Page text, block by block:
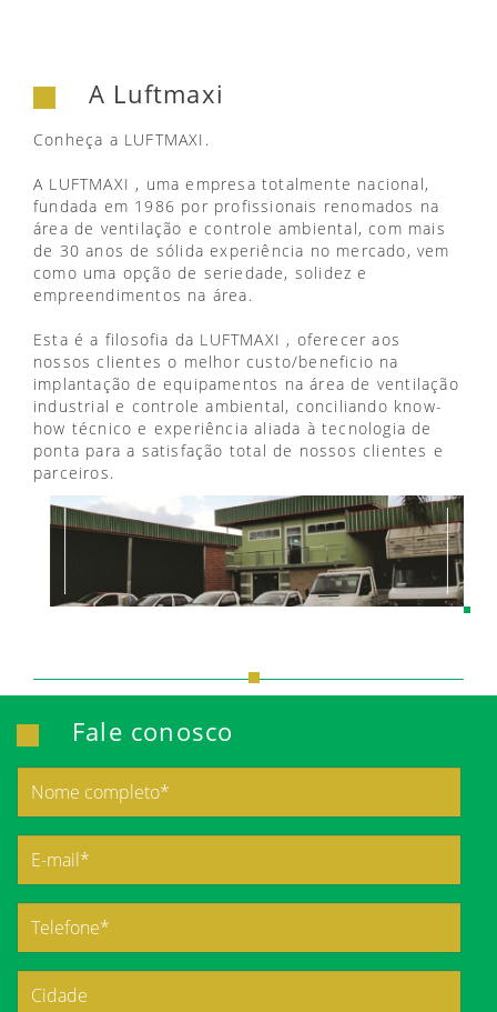
A Luftmaxi
Conheça a LUFTMAXI.
A LUFTMAXI , uma empresa totalmente nacional,
fundada em 1986 por profissionais renomados na
área de ventilação e controle ambiental, com mais
de 30 anos de sólida experiência no mercado, vem
como uma opção de seriedade, solidez e
empreendimentos na área.
Esta é a filosofia da LUFTMAXI , oferecer aos
nossos clientes o melhor custo/beneficio na
implantação de equipamentos na área de ventilação
industrial e controle ambiental, conciliando know-
how técnico e experiência aliada à tecnologia de
ponta para a satisfação total de nossos clientes e
parceiros.
Fale conosco